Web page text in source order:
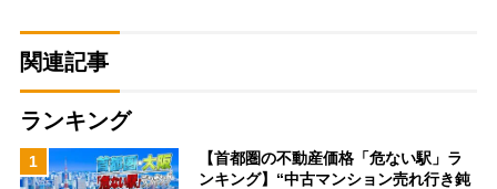
関連記事
ランキング
1
【首都圏の不動産価格「危ない駅」ラ
ンキング】“中古マンション売れ行き鈍